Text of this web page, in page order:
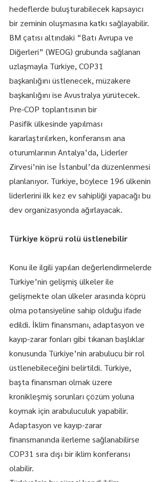
hedeflerde buluşturabilecek kapsayıcı
bir zeminin oluşmasına katkı sağlayabilir.
BM çatısı altındaki “Batı Avrupa ve
Diğerleri” (WEOG) grubunda sağlanan
uzlaşmayla Türkiye, COP31
başkanlığını üstlenecek, müzakere
başkanlığını ise Avustralya yürütecek.
Pre-COP toplantısının bir
Pasifik ülkesinde yapılması
kararlaştırılırken, konferansın ana
oturumlarının Antalya’da, Liderler
Zirvesi’nin ise İstanbul’da düzenlenmesi
planlanıyor. Türkiye, böylece 196 ülkenin
liderlerini ilk kez ev sahipliği yapacağı bu
dev organizasyonda ağırlayacak.
Türkiye köprü rolü üstlenebilir
Konu ile ilgili yapılan değerlendirmelerde
Türkiye’nin gelişmiş ülkeler ile
gelişmekte olan ülkeler arasında köprü
olma potansiyeline sahip olduğu ifade
edildi. İklim finansmanı, adaptasyon ve
kayıp-zarar fonları gibi tıkanan başlıklar
konusunda Türkiye’nin arabulucu bir rol
üstlenebileceğini belirtildi. Türkiye,
başta finansman olmak üzere
kronikleşmiş sorunları çözüm yoluna
koymak için arabuluculuk yapabilir.
Adaptasyon ve kayıp-zarar
finansmanında ilerleme sağlanabilirse
COP31 sıra dışı bir iklim konferansı
olabilir.